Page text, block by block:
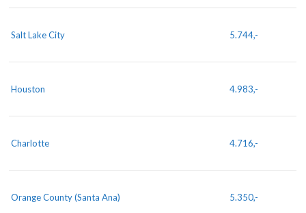
Salt Lake City 5.744,-
Houston 4.983,-
Charlotte 4.716,-
Orange County (Santa Ana) 5.350,-